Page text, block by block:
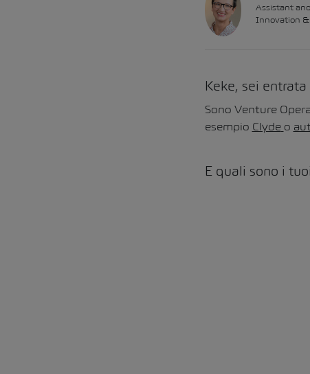
Assistant
Innovation &
Keke, sei
Sono Venture
esempio Clyde o
E quali sono i